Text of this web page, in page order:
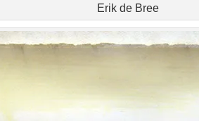
Erik de Bree